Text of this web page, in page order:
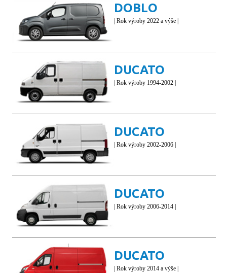
DOBLO
| Rok výroby 2022 a výše |
DUCATO
| Rok výroby 1994-2002 |
DUCATO
| Rok výroby 2002-2006 |
DUCATO
| Rok výroby 2006-2014 |
DUCATO
| Rok výroby 2014 a výše |